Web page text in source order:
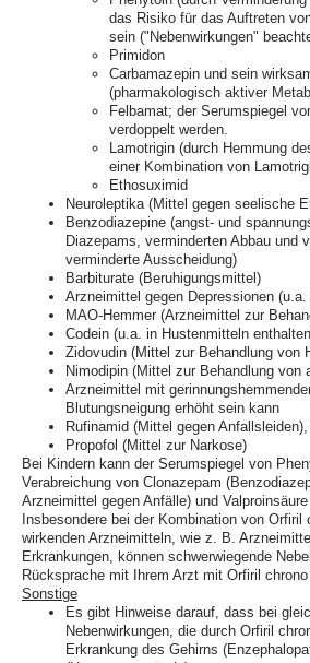
das Risiko für das Auftreten
sein ("Nebenwirkungen"
Primidon
Carbamazepin und sein
(pharmakologisch aktiver
Felbamat; der Serumspiegel
verdoppelt werden.
Lamotrigin (durch Hemmung
einer Kombination von
Ethosuximid
Neuroleptika (Mittel gegen seelische
Benzodiazepine (angst- und
Diazepams, verminderten Abbau und
verminderte Ausscheidung)
Barbiturate (Beruhigungsmittel)
Arzneimittel gegen Depressionen
MAO-Hemmer (Arzneimittel zur
Codein (u.a. in Hustenmitteln
Zidovudin (Mittel zur Behandlung von
Nimodipin (Mittel zur Behandlung von
Arzneimittel mit
Blutungsneigung erhöht sein kann
Rufinamid (Mittel gegen
Propofol (Mittel zur Narkose)
Bei Kindern kann der Serumspiegel von
Verabreichung von Clonazepam
Arzneimittel gegen Anfälle) und
Insbesondere bei der Kombination von
wirkenden Arzneimitteln, wie z. B.
Erkrankungen, können schwerwiegende
Rücksprache mit Ihrem Arzt mit Orfiril
Sonstige
Es gibt Hinweise darauf, dass bei
Nebenwirkungen, die durch Orfiril
Erkrankung des Gehirns